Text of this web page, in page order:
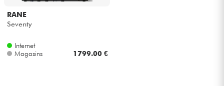
RANE
Seventy
Internet
Magasins
1799.00 €